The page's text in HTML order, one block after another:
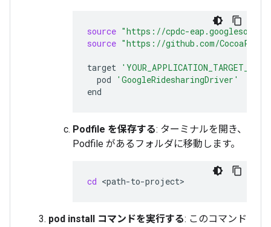
source "https://cpdc-
source "https://github.com/
target
pod
'GoogleRidesharingDriver'
Podfile を保存する: ターミナルを開き、
Podfile があるフォルダに移動します。
cd
pod install コマンドを実行する: このコマンド